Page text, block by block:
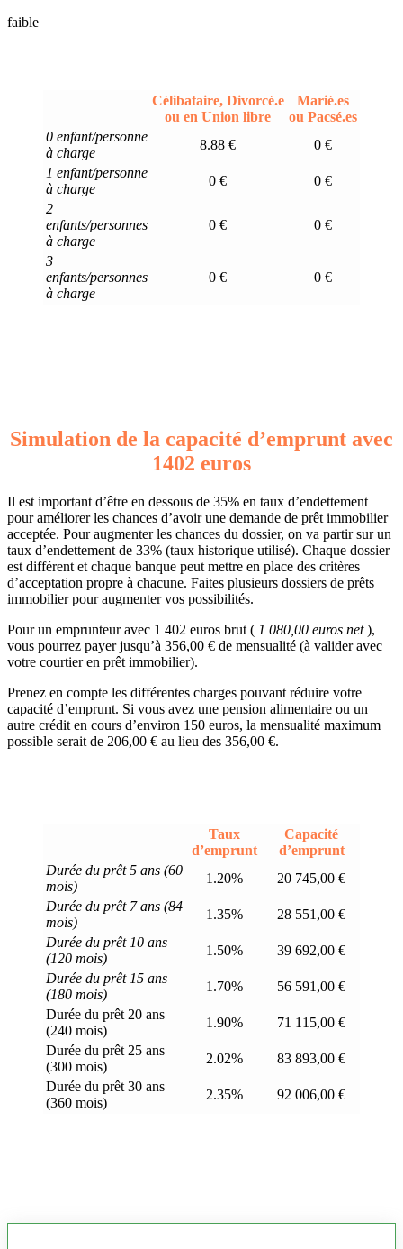
faible
Célibataire, Divorcé.e
ou en Union libre
Marié.es
ou Pacsé.es
0 enfant/personne
à charge
8.88 €
0 €
1 enfant/personne
à charge
0 €
0 €
2
enfants/personnes
à charge
0 € 0 €
3
enfants/personnes
à charge
0 € 0 €
Simulation de la capacité d’emprunt avec
1402 euros
Il est important d’être en dessous de 35% en taux d’endettement
pour améliorer les chances d’avoir une demande de prêt immobilier
acceptée. Pour augmenter les chances du dossier, on va partir sur un
taux d’endettement de 33% (taux historique utilisé). Chaque dossier
est différent et chaque banque peut mettre en place des critères
d’acceptation propre à chacune. Faites plusieurs dossiers de prêts
immobilier pour augmenter vos possibilités.
Pour un emprunteur avec 1 402 euros brut ( 1 080,00 euros net),
vous pourrez payer jusqu’à 356,00 € de mensualité (à valider avec
votre courtier en prêt immobilier).
Prenez en compte les différentes charges pouvant réduire votre
capacité d’emprunt. Si vous avez une pension alimentaire ou un
autre crédit en cours d’environ 150 euros, la mensualité maximum
possible serait de 206,00 € au lieu des 356,00 €.
Taux
d’emprunt
Capacité
d’emprunt
Durée du prêt 5 ans (60
mois)
1.20%
20 745,00 €
Durée du prêt 7 ans (84
mois)
1.35%
28 551,00 €
Durée du prêt 10 ans
(120 mois)
1.50%
39 692,00 €
Durée du prêt 15 ans
(180 mois)
1.70%
56 591,00 €
Durée du prêt 20 ans
(240 mois)
1.90%
71 115,00 €
Durée du prêt 25 ans
(300 mois)
2.02%
83 893,00 €
Durée du prêt 30 ans
(360 mois)
2.35% 92 006,00 €